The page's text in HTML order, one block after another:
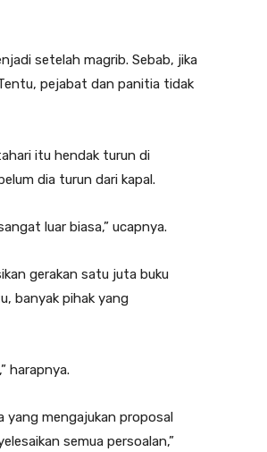
setelah magrib. Sebab, jika
pejabat dan panitia tidak
itu hendak turun di
dia turun dari kapal.
luar biasa,” ucapnya.
gerakan satu juta buku
banyak pihak yang
harapnya.
mengajukan proposal
semua persoalan,”